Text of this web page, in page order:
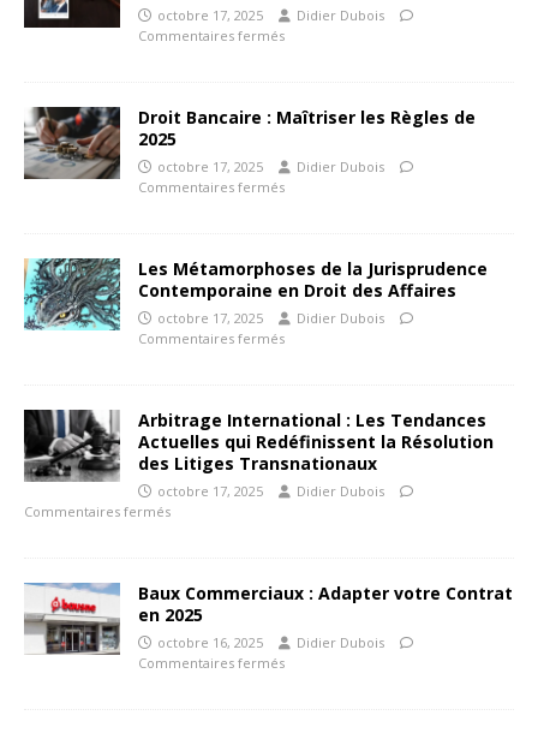
octobre 17, 2025
Didier Dubois
Commentaires fermés
Droit Bancaire : Maîtriser les Règles de
2025
octobre 17, 2025
Didier Dubois
Commentaires fermés
Les Métamorphoses de la Jurisprudence
Contemporaine en Droit des Affaires
octobre 17, 2025
Didier Dubois
Commentaires fermés
Arbitrage International : Les Tendances
Actuelles qui Redéfinissent la Résolution
des Litiges Transnationaux
octobre 17, 2025
Didier Dubois
Commentaires fermés
Baux Commerciaux : Adapter votre Contrat
en 2025
octobre 16, 2025
Didier Dubois
Commentaires fermés